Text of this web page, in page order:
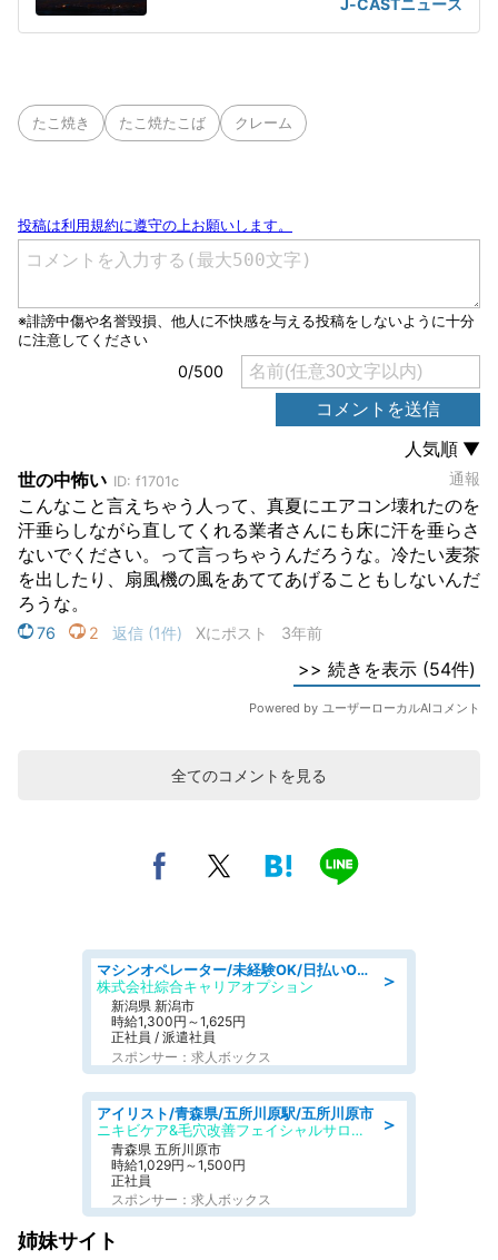
J-CASTニュース
たこ焼き たこ焼たこば クレーム
全てのコメントを見る
＞
マシンオペレーター/未経験OK/日払いOK/寮費無料/交替制/20・30・40代活躍中
株式会社綜合キャリアオプション
新潟県 新潟市
時給1,300円～1,625円
正社員 / 派遣社員
スポンサー：求人ボックス
＞
アイリスト/青森県/五所川原駅/五所川原市
ニキビケア&毛穴改善フェイシャルサロン BELDAD
青森県 五所川原市
時給1,029円～1,500円
正社員
スポンサー：求人ボックス
姉妹サイト